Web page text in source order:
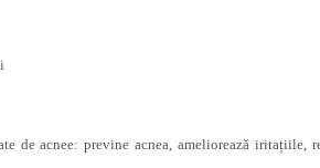
de acnee: previne acnea, ameliorează iritațiile,